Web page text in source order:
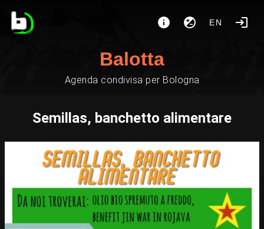
EN
Balotta
Agenda condivisa per Bologna
Semillas, banchetto alimentare